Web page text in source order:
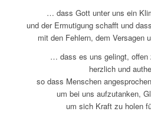
… dass Gott unter uns ein
und der Ermutigung schafft und
mit den Fehlern, dem Versagen
… dass es uns gelingt, offen
herzlich und
so dass Menschen
um bei uns aufzutanken,
um sich Kraft zu holen